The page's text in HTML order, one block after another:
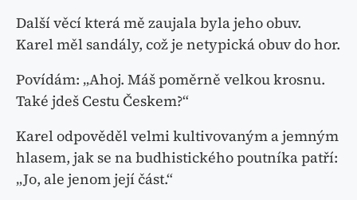
Další věcí která mě zaujala byla jeho obuv.
Karel měl sandály, což je netypická obuv do hor.
Povídám: „Ahoj. Máš poměrně velkou krosnu.
Také jdeš Cestu Českem?“
Karel odpověděl velmi kultivovaným a jemným
hlasem, jak se na budhistického poutníka patří:
„Jo, ale jenom její část.“